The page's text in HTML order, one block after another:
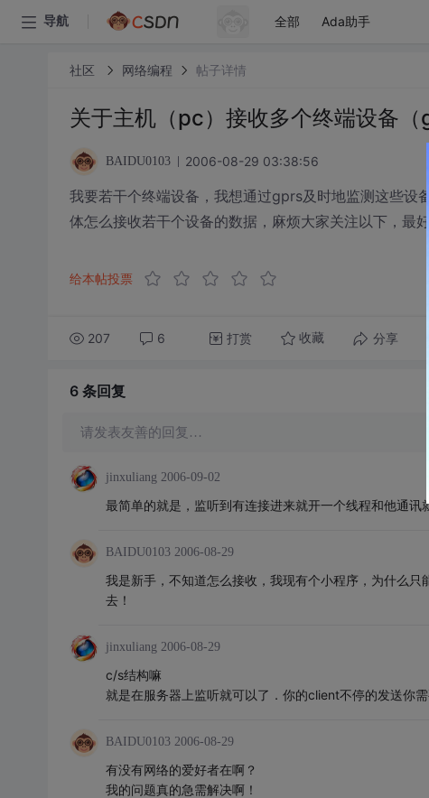
导航 全部 Ada助手
社区 网络编程 帖子详情
关于主机（pc）接收多个终端设备
BAIDU0103 2006-08-29 03:38:56
我要若干个终端设备，我想通过gprs及时地监测这些设
体怎么接收若干个设备的数据，麻烦大家关注以下，最
给本帖投票
207 6 打赏 收藏 分享
6 条回复
请发表友善的回复…
jinxuliang 2006-09-02
最简单的就是，监听到有连接进来就开一个线程和他通讯
BAIDU0103 2006-08-29
我是新手，不知道怎么接收，我现有个小程序，为什么
去！
jinxuliang 2006-08-29
c/s结构嘛
就是在服务器上监听就可以了．你的client不停的发送你需
BAIDU0103 2006-08-29
有没有网络的爱好者在啊？
我的问题真的急需解决啊！